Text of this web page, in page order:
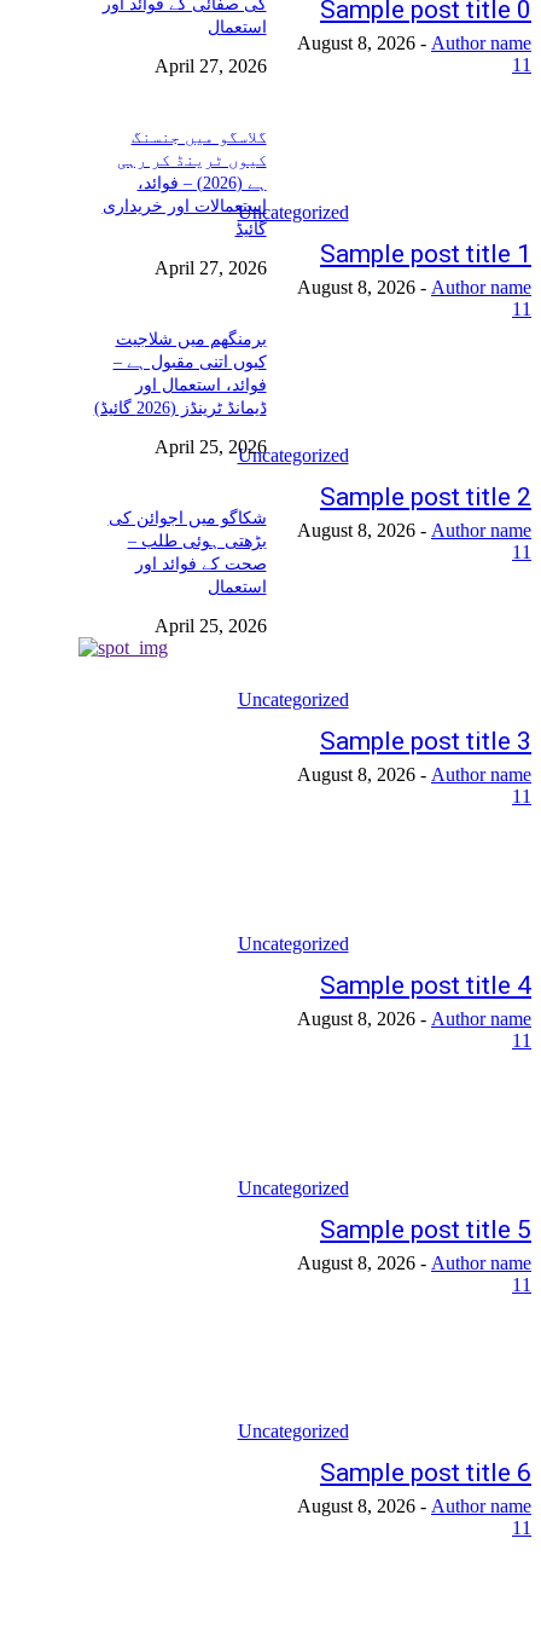
Sample post title 0
Author name
-
August 8, 2026
11
Uncategorized
Sample post title 1
Author name
-
August 8, 2026
11
Uncategorized
Sample post title 2
Author name
-
August 8, 2026
11
Uncategorized
Sample post title 3
Author name
-
August 8, 2026
11
Uncategorized
Sample post title 4
Author name
-
August 8, 2026
11
Uncategorized
Sample post title 5
Author name
-
August 8, 2026
11
Uncategorized
Sample post title 6
Author name
-
August 8, 2026
11
کی صفائی کے فوائد اور
استعمال
April 27, 2026
گلاسگو میں جنسنگ
کیوں ٹرینڈ کر رہی
ہے (2026) – فوائد،
استعمالات اور خریداری
گائیڈ
April 27, 2026
برمنگھم میں شلاجیت
کیوں اتنی مقبول ہے –
فوائد، استعمال اور
ڈیمانڈ ٹرینڈز (2026 گائیڈ)
April 25, 2026
شکاگو میں اجوائن کی
بڑھتی ہوئی طلب –
صحت کے فوائد اور
استعمال
April 25, 2026